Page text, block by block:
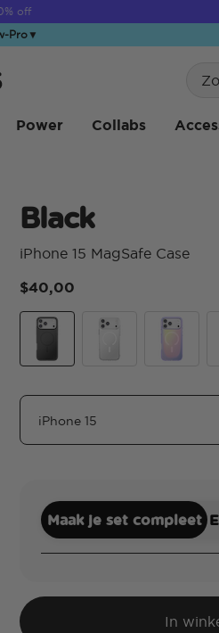
off
Pro▼
Power Collabs
Black
iPhone 15 MagSafe Case
$40,00
Maak je set compleet
In